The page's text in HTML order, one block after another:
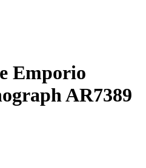
Emporio
AR7389